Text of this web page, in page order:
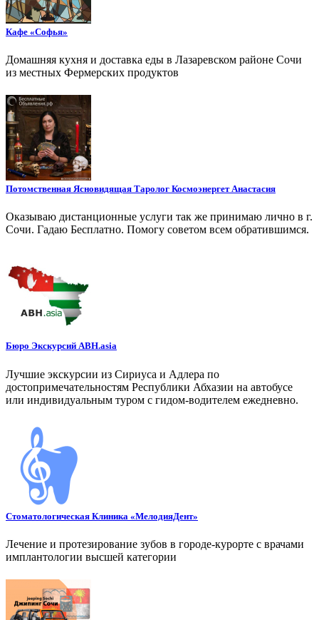
Кафе «Софья»
Домашняя кухня и доставка еды в Лазаревском районе Сочи
из местных Фермерских продуктов
Потомственная Ясновидящая Таролог Космоэнергет Анастасия
Оказываю дистанционные услуги так же принимаю лично в г.
Сочи. Гадаю Бесплатно. Помогу советом всем обратившимся.
Бюро Экскурсий ABH.asia
Лучшие экскурсии из Сириуса и Адлера по
достопримечательностям Республики Абхазии на автобусе
или индивидуальным туром с гидом-водителем ежедневно.
Стоматологическая Клиника «МелодияДент»
Лечение и протезирование зубов в городе-курорте с врачами
имплантологии высшей категории